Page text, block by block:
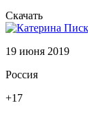
Скачать
19 июня 2019
Россия
+17